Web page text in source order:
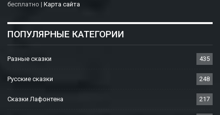
бесплатно | Карта сайта
ПОПУЛЯРНЫЕ КАТЕГОРИИ
Разные сказки 435
Русские сказки 248
Сказки Лафонтена 217